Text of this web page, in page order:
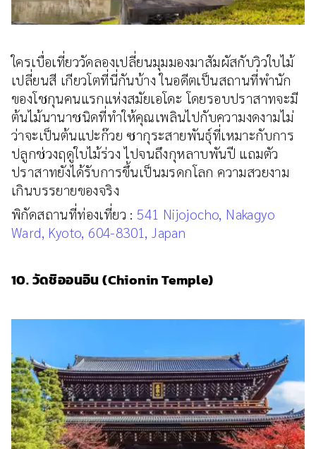
ใครเบื่อเที่ยววัดลองเปลี่ยนมุมมองมาสัมผัสกับวิวใบไม้
เปลี่ยนสี เกียวโตที่นี่กันบ้าง ในอดีตเป็นสถานที่พำนัก
ของโชกุนคนแรกแห่งสมัยเอโดะ โดยรอบปราสาทจะมี
ต้นไม้นานาชนิดที่ทำให้คุณเพลินไปกับความงดงามไม่
ว่าจะเป็นต้นแปะก๊วย ซากุระสายพันธุ์ที่เหมาะกับการ
ปลูกช่วงฤดูใบไม้ร่วง ไปจนถึงกุหลาบพันปี แถมตัว
ปราสาทยังได้รับการขึ้นเป็นมรดกโลก ความสวยงาม
เกินบรรยายของจริง
พิกัดสถานที่ท่องเที่ยว : 541 Nijojocho, Nakagyo
Ward, Kyoto, 604-8301, Japan
10. วัดชิออนอิน (Chionin Temple)